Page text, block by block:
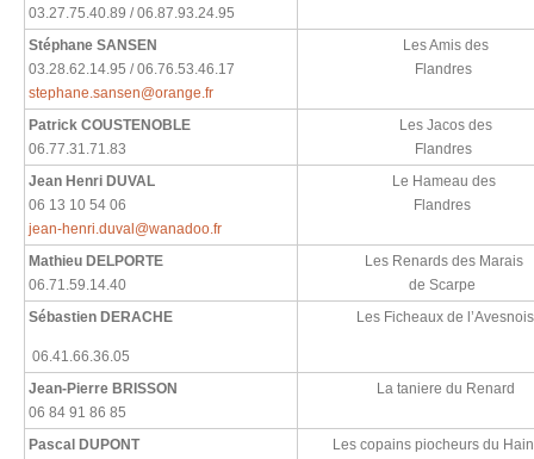
03.27.75.40.89 / 06.87.93.24.95
Stéphane SANSEN
03.28.62.14.95 / 06.76.53.46.17
stephane.sansen@orange.fr
Les Amis des
Flandres
Patrick COUSTENOBLE
06.77.31.71.83
Les Jacos des
Flandres
Jean Henri DUVAL
06 13 10 54 06
jean-henri.duval@wanadoo.fr
Le Hameau des
Flandres
Mathieu DELPORTE
06.71.59.14.40
Les Renards des Marais
de Scarpe
Sébastien DERACHE
06.41.66.36.05
Les Ficheaux de l’Avesnois
Jean-Pierre BRISSON
06 84 91 86 85
La taniere du Renard
Pascal DUPONT
Les copains piocheurs du